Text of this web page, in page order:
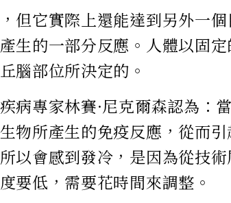
但它實際上還能達到另外一
生的一部分反應。人體以固
腦部位所決定的。
病專家林賽·尼克爾森認為：
物所產生的免疫反應，從而
以會感到發冷，是因為從技
要低，需要花時間來調整。